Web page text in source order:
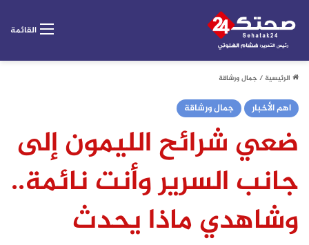
القائمة
الرئيسية/جمال ورشاقة
اهم الأخبار جمال ورشاقة
ضعي شرائح الليمون إلى
جانب السرير وأنت نائمة..
وشاهدي ماذا يحدث